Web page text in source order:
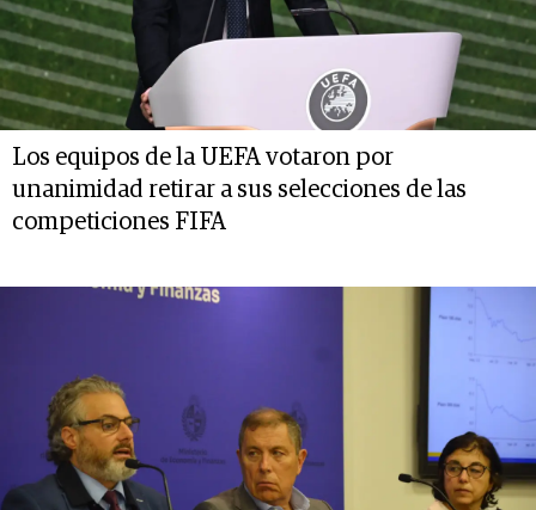
Los equipos de la UEFA votaron por
unanimidad retirar a sus selecciones de las
competiciones FIFA